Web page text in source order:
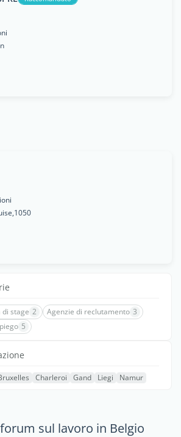
stage 2 Agenzie di reclutamento 3
5
Charleroi Gand Liegi Namur
sul lavoro in Belgio